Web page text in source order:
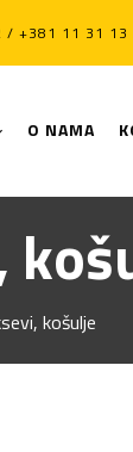
/ +381 11 31 13
O NAMA
košulje